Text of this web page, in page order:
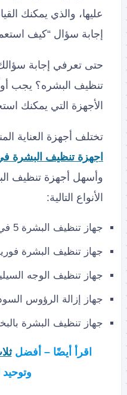
عليها، والذي يمكنك
إجابة سؤال “كيف
حتى تعرفي إجابة
تنظيف البشره؟ يجب
الأجهزة التي يمكنك
تختلف أجهزة العناية
اجهزة تنظيف البشرة
وأسهل أجهزة تنظيف
الأنواع التالية:
جهاز تنظيف البشرة 5 في 1.
جهاز تنظيف البشرة
جهاز تنظيف الوجه
جهاز إزالة الرؤوس
جهاز تنظيف البشرة
اقرأ أيضًا – أفضل
وتوحيد